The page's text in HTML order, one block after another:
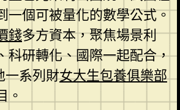
一個可被量化的數學公式。
錢多方資本，聚焦場景利
科研轉化、國際一起配合，
一系列財女大生包養俱樂部
。